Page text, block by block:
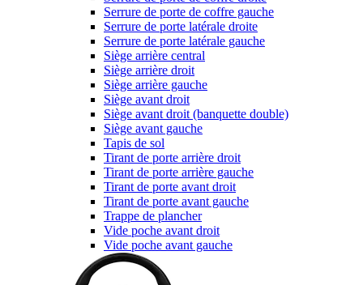
Serrure de porte de coffre gauche
Serrure de porte latérale droite
Serrure de porte latérale gauche
Siège arrière central
Siège arrière droit
Siège arrière gauche
Siège avant droit
Siège avant droit (banquette double)
Siège avant gauche
Tapis de sol
Tirant de porte arrière droit
Tirant de porte arrière gauche
Tirant de porte avant droit
Tirant de porte avant gauche
Trappe de plancher
Vide poche avant droit
Vide poche avant gauche